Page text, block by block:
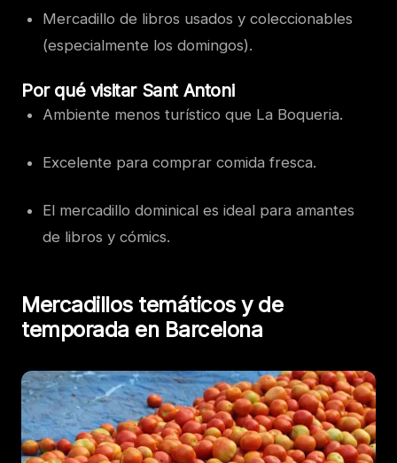
Mercadillo de libros usados y coleccionables
(especialmente los domingos).
Por qué visitar Sant Antoni
Ambiente menos turístico que La Boqueria.
Excelente para comprar comida fresca.
El mercadillo dominical es ideal para amantes
de libros y cómics.
Mercadillos temáticos y de
temporada en Barcelona